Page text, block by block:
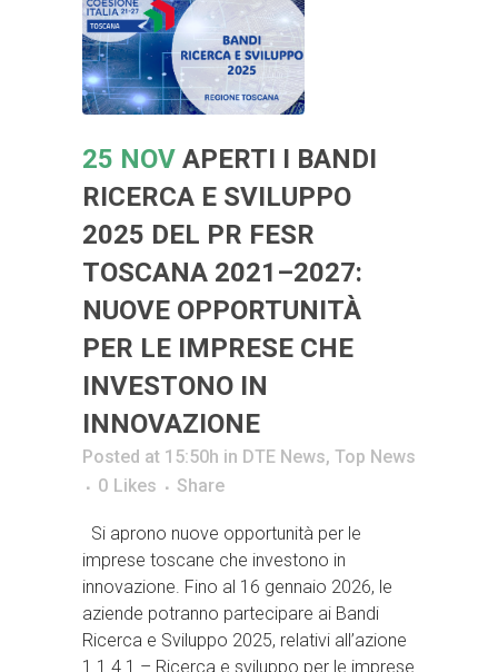
25 NOV APERTI I BANDI
RICERCA E SVILUPPO
2025 DEL PR FESR
TOSCANA 2021–2027:
NUOVE OPPORTUNITÀ
PER LE IMPRESE CHE
INVESTONO IN
INNOVAZIONE
Posted at 15:50h in DTE News, Top News
0 Likes Share
Si aprono nuove opportunità per le
imprese toscane che investono in
innovazione. Fino al 16 gennaio 2026, le
aziende potranno partecipare ai Bandi
Ricerca e Sviluppo 2025, relativi all’azione
1.1.4.1 – Ricerca e sviluppo per le imprese